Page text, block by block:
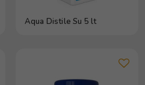
Aqua Distile Su 5 lt